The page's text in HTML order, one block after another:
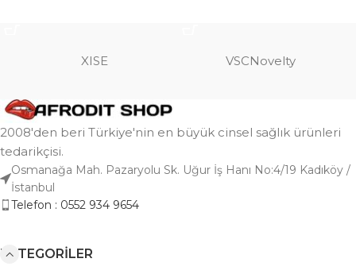
XISE VSCNovelty
2008'den beri Türkiye'nin en büyük cinsel sağlık ürünleri
tedarikçisi.
Osmanağa Mah. Pazaryolu Sk. Uğur İş Hanı No:4/19 Kadıköy /
İstanbul
Telefon : 0552 934 9654
KATEGORILER